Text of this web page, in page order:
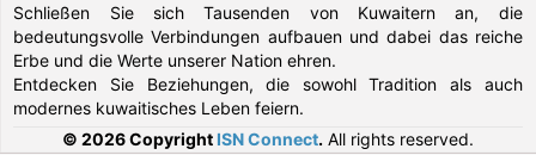
Schließen Sie sich Tausenden von Kuwaitern an, die
bedeutungsvolle Verbindungen aufbauen und dabei das reiche
Erbe und die Werte unserer Nation ehren.
Entdecken Sie Beziehungen, die sowohl Tradition als auch
modernes kuwaitisches Leben feiern.
© 2026 Copyright ISN Connect. All rights reserved.